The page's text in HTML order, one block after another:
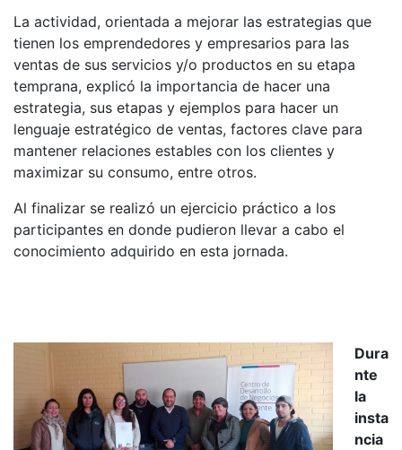
La actividad, orientada a mejorar las estrategias que
tienen los emprendedores y empresarios para las
ventas de sus servicios y/o productos en su etapa
temprana, explicó la importancia de hacer una
estrategia, sus etapas y ejemplos para hacer un
lenguaje estratégico de ventas, factores clave para
mantener relaciones estables con los clientes y
maximizar su consumo, entre otros.
Al finalizar se realizó un ejercicio práctico a los
participantes en donde pudieron llevar a cabo el
conocimiento adquirido en esta jornada.
Dura
nte
la
insta
ncia